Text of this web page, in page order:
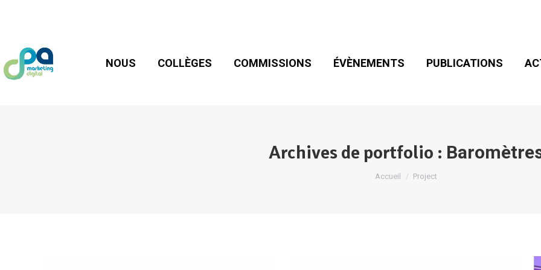
NOUS COLLÈGES COMMISSIONS ÉVÈNEMENTS PUBLICATIONS
Archives de portfolio :
Accueil Project